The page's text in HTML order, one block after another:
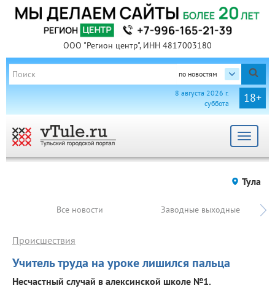
ООО "Регион центр", ИНН 4817003180
по новостям
18+
8 августа 2026 г.
суббота
Toggle
Тула
Все новости Заводные выходные
Учитель труда на уроке лишился пальца
Происшествия
Несчастный случай в алексинской школе №1.